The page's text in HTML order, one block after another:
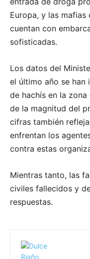
Europa, y las
cuentan con
sofisticadas.
Los datos del
el último año se han
de hachís en la
de la magnitud del
cifras también
enfrentan los
contra estas
Mientras tanto, las
civiles fallecidos y
respuestas.